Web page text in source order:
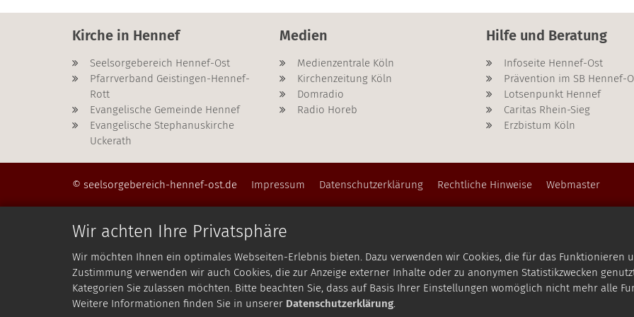
Wir achten Ihre Privatsphäre
Wir möchten Ihnen ein optimales Webseiten-Erlebnis bieten. Dazu verwenden wir Cookies, die für das Funktionieren
Zustimmung verwenden wir auch Cookies, die zur Anzeige externer Inhalte oder zu anonymen Statistikzwecken
Kategorien Sie zulassen möchten. Bitte beachten Sie, dass auf Basis Ihrer Einstellungen womöglich nicht mehr alle
Weitere Informationen finden Sie in unserer Datenschutzerklärung.
Kirche in Hennef
Seelsorgebereich Hennef-Ost
Pfarrverband Geistingen-Hennef-
Rott
Evangelische Gemeinde Hennef
Evangelische Stephanuskirche
Uckerath
Medien
Medienzentrale Köln
Kirchenzeitung Köln
Domradio
Radio Horeb
Hilfe und Beratung
Infoseite Hennef-Ost
Prävention im SB Hennef-
Lotsenpunkt Hennef
Caritas Rhein-Sieg
Erzbistum Köln
© seelsorgebereich-hennef-ost.de Impressum Datenschutzerklärung Rechtliche Hinweise Webmaster